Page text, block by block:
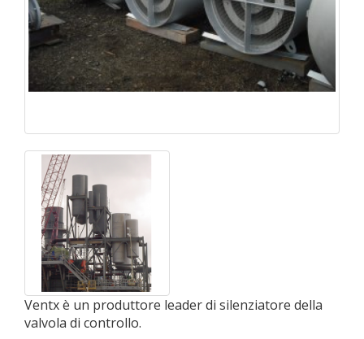
Ventx è un produttore leader di silenziatore della
valvola di controllo.